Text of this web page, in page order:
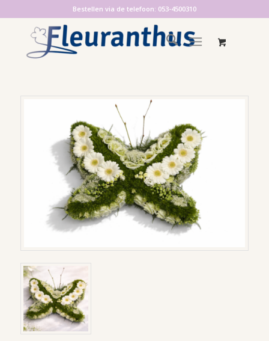
Bestellen via de telefoon: 053-4500310